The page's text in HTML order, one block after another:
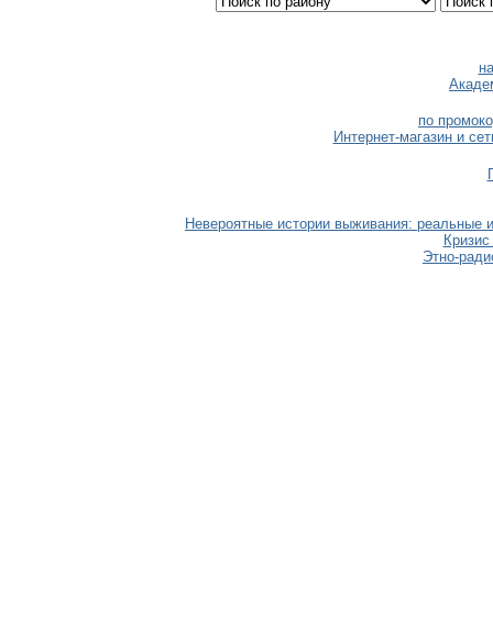
по
Интернет-магазин и
Невероятные истории выживания: реальные
Этно-